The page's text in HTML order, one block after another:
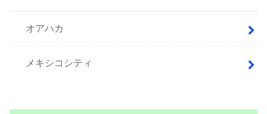
オアハカ
メキシコシティ